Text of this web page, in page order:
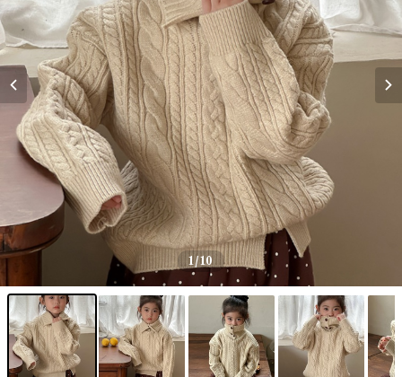
1/10